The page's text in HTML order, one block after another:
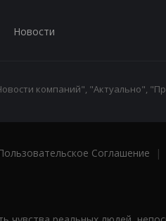
Новости
компаний", "Актуально",
Соглашение |